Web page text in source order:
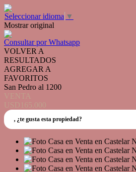
Seleccionar idioma ▼
Mostrar original
Consultar por Whatsapp
VOLVER A
RESULTADOS
AGREGAR A
FAVORITOS
San Pedro al 1200
VENTA
USD165.000
, ¿te gusta esta propiedad?